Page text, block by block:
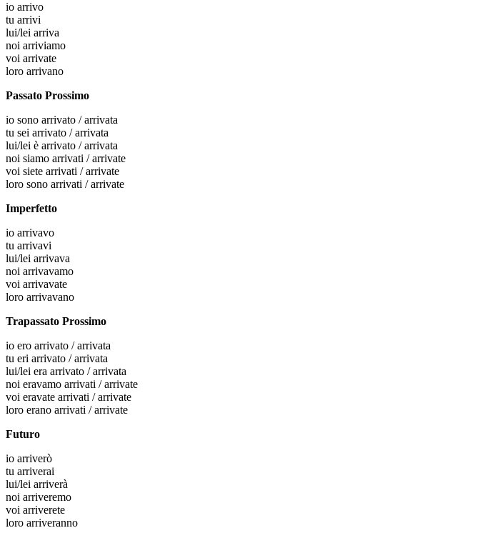
io arrivo
tu arrivi
lui/lei arriva
noi arriviamo
voi arrivate
loro arrivano
Passato Prossimo
io sono arrivato / arrivata
tu sei arrivato / arrivata
lui/lei è arrivato / arrivata
noi siamo arrivati / arrivate
voi siete arrivati / arrivate
loro sono arrivati / arrivate
Imperfetto
io arrivavo
tu arrivavi
lui/lei arrivava
noi arrivavamo
voi arrivavate
loro arrivavano
Trapassato Prossimo
io ero arrivato / arrivata
tu eri arrivato / arrivata
lui/lei era arrivato / arrivata
noi eravamo arrivati / arrivate
voi eravate arrivati / arrivate
loro erano arrivati / arrivate
Futuro
io arriverò
tu arriverai
lui/lei arriverà
noi arriveremo
voi arriverete
loro arriveranno